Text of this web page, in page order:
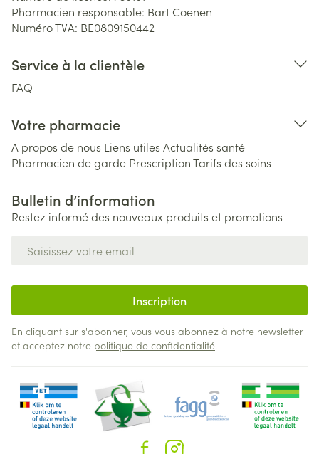
Pharmacien responsable: Bart Coenen
Numéro TVA: BE0809150442
Service à la clientèle
FAQ
Votre pharmacie
A propos de nous Liens utiles Actualités santé
Pharmacien de garde PrescriptionTarifs des soins
Bulletin d’information
Restez informé des nouveaux produits et promotions
Inscription
En cliquant sur s'abonner, vous vous abonnez à notre newsletter
et acceptez notre politique de confidentialité.